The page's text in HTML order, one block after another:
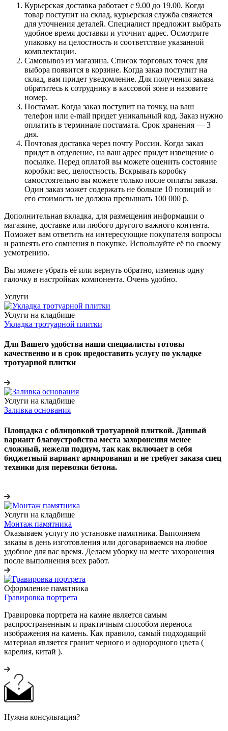
Курьерская доставка работает с 9.00 до 19.00. Когда
товар поступит на склад, курьерская служба свяжется
для уточнения деталей. Специалист предложит выбрать
удобное время доставки и уточнит адрес. Осмотрите
упаковку на целостность и соответствие указанной
комплектации.
Самовывоз из магазина. Список торговых точек для
выбора появится в корзине. Когда заказ поступит на
склад, вам придет уведомление. Для получения заказа
обратитесь к сотруднику в кассовой зоне и назовите
номер.
Постамат. Когда заказ поступит на точку, на ваш
телефон или e-mail придет уникальный код. Заказ нужно
оплатить в терминале постамата. Срок хранения — 3
дня.
Почтовая доставка через почту России. Когда заказ
придет в отделение, на ваш адрес придет извещение о
посылке. Перед оплатой вы можете оценить состояние
коробки: вес, целостность. Вскрывать коробку
самостоятельно вы можете только после оплаты заказа.
Один заказ может содержать не больше 10 позиций и
его стоимость не должна превышать 100 000 р.
Дополнительная вкладка, для размещения информации о
магазине, доставке или любого другого важного контента.
Поможет вам ответить на интересующие покупателя вопросы
и развеять его сомнения в покупке. Используйте её по своему
усмотрению.
Вы можете убрать её или вернуть обратно, изменив одну
галочку в настройках компонента. Очень удобно.
Услуги
Услуги на кладбище
Укладка тротуарной плитки
Для Вашего удобства наши специалисты готовы
качественно и в срок предоставить услугу по укладке
тротуарной плитки
Услуги на кладбище
Заливка основания
Площадка с облицовкой тротуарной плиткой. Данный
вариант благоустройства места захоронения менее
сложный, нежели подиум, так как включает в себя
бюджетный вариант армирования и не требует заказа спец
техники для перевозки бетона.
Услуги на кладбище
Монтаж памятника
Оказываем услугу по установке памятника. Выполняем
заказы в день изготовления или договариваемся на любое
удобное для вас время. Делаем уборку на месте захоронения
после выполнения всех работ.
Оформление памятника
Гравировка портрета
Гравировка портрета на камне является самым
распространенным и практичным способом переноса
изображения на камень. Как правило, самый подходящий
материал является гранит черного и однородного цвета (
карелия, китай ).
Нужна консультация?